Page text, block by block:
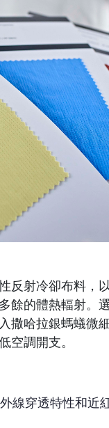
射冷卻布料，
餘的體熱輻射。
撒哈拉銀螞蟻微
調開支。
線穿透特性和近